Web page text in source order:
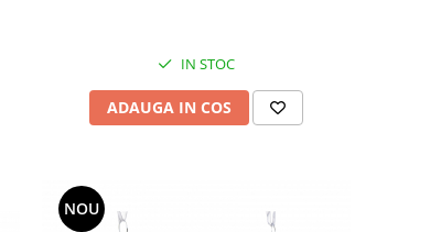
IN STOC
ADAUGA IN COS
NOU